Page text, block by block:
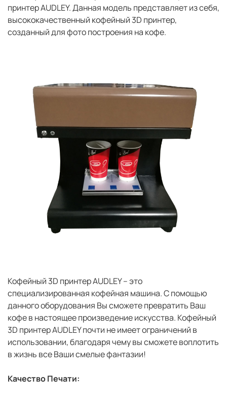
принтер AUDLEY. Данная модель представляет из себя,
высококачественный кофейный 3D принтер,
созданный для фото построения на кофе.
Кофейный 3D принтер AUDLEY – это
специализированная кофейная машина. С помощью
данного оборудования Вы сможете превратить Ваш
кофе в настоящее произведение искусства. Кофейный
3D принтер AUDLEY почти не имеет ограничений в
использовании, благодаря чему вы сможете воплотить
в жизнь все Ваши смелые фантазии!
Качество Печати: